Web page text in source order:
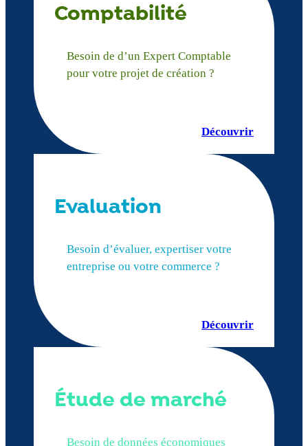
Comptabilité
Besoin de d’un Expert Comptable
pour votre projet de création ?
Découvrir
Evaluation
Besoin d’évaluer, expertiser votre
entreprise ou votre commerce ?
Découvrir
Étude de marché
Besoin de données économiques